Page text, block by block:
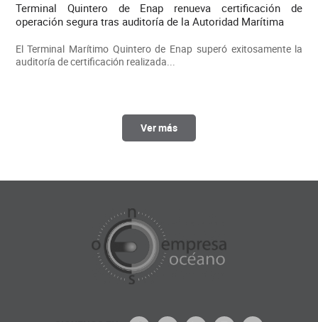
Terminal Quintero de Enap renueva certificación de
operación segura tras auditoría de la Autoridad Marítima
El Terminal Marítimo Quintero de Enap superó exitosamente la
auditoría de certificación realizada...
Ver más